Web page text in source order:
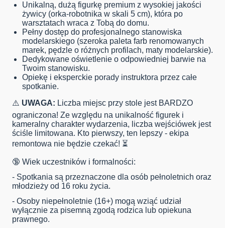
Unikalną, dużą figurkę premium z wysokiej jakości
żywicy (orka-robotnika w skali 5 cm), która po
warsztatach wraca z Tobą do domu.
Pełny dostęp do profesjonalnego stanowiska
modelarskiego (szeroka paleta farb renomowanych
marek, pędzle o różnych profilach, maty modelarskie).
Dedykowane oświetlenie o odpowiedniej barwie na
Twoim stanowisku.
Opiekę i eksperckie porady instruktora przez całe
spotkanie.
⚠️ UWAGA: Liczba miejsc przy stole jest BARDZO
ograniczona! Ze względu na unikalność figurek i
kameralny charakter wydarzenia, liczba wejściówek jest
ściśle limitowana. Kto pierwszy, ten lepszy - ekipa
remontowa nie będzie czekać! ⏳
🔞 Wiek uczestników i formalności:
- Spotkania są przeznaczone dla osób pełnoletnich oraz
młodzieży od 16 roku życia.
- Osoby niepełnoletnie (16+) mogą wziąć udział
wyłącznie za pisemną zgodą rodzica lub opiekuna
prawnego.